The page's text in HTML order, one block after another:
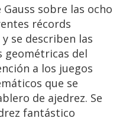
sobre las ocho
récords
se describen las
geométricas del
a los juegos
que se
de ajedrez. Se
fantástico